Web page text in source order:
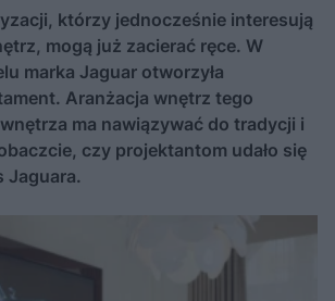
którzy jednocześnie interesują
mogą już zacierać ręce. W
marka Jaguar otworzyła
Aranżacja wnętrz tego
ma nawiązywać do tradycji i
czy projektantom udało się
Jaguara.